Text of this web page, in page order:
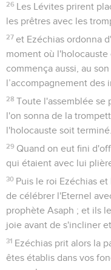
26 Les Lévites prirent
les prêtres avec les
27 et Ezéchias ordonna
moment où
commença aussi, au
l’accompagnement des
28 Toute l'assemblée se
l'on sonna de la
l'holocauste soit terminé.
29 Quand on eut fini
qui étaient avec lui
30 Puis le roi Ezéchias
de célébrer l'Eternel
prophète Asaph ; et ils
joie avant de s'incliner
31 Ezéchias prit alors la
êtes établis dans vos